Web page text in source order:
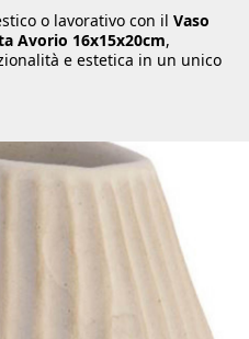
o lavorativo con il Vaso
Avorio 16x15x20cm,
e estetica in un unico